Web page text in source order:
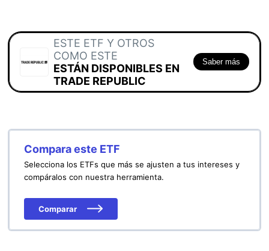
ESTE ETF Y OTROS
COMO ESTE
ESTÁN DISPONIBLES EN
TRADE REPUBLIC
Saber más
Compara este ETF
Selecciona los ETFs que más se ajusten a tus intereses y
compáralos con nuestra herramienta.
Comparar